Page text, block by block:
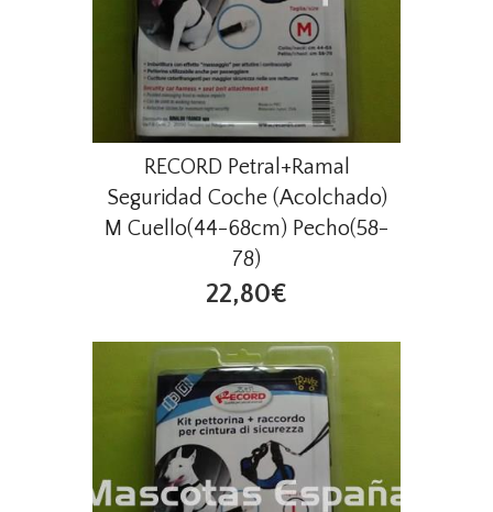
RECORD Petral+Ramal
Seguridad Coche (Acolchado)
M Cuello(44-68cm) Pecho(58-
78)
22,80€